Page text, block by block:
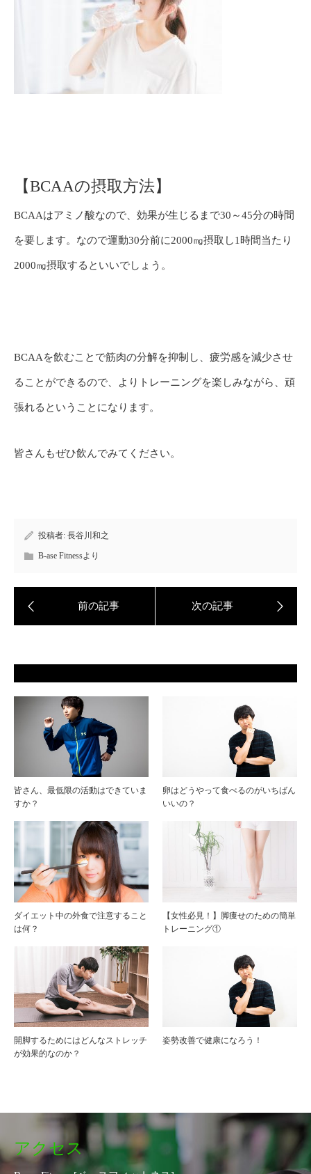
【BCAAの摂取方法】
BCAAはアミノ酸なので、効果が生じるまで30～45分の時間
を要します。なので運動30分前に2000㎎摂取し1時間当たり
2000㎎摂取するといいでしょう。
BCAAを飲むことで筋肉の分解を抑制し、疲労感を減少させ
ることができるので、よりトレーニングを楽しみながら、頑
張れるということになります。
皆さんもぜひ飲んでみてください。
投稿者: 長谷川和之
B-ase Fitnessより
皆さん、最低限の活動はできていま
すか？
卵はどうやって食べるのがいちばん
いいの？
ダイエット中の外食で注意すること
は何？
【女性必見！】脚痩せのための簡単
トレーニング①
開脚するためにはどんなストレッチ
が効果的なのか？
姿勢改善で健康になろう！
アクセス